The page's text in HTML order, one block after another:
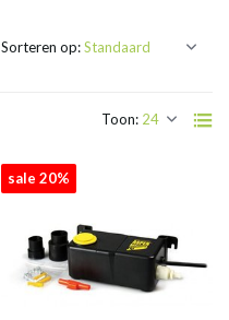
Toon:
Sorteren op:
sale 20%